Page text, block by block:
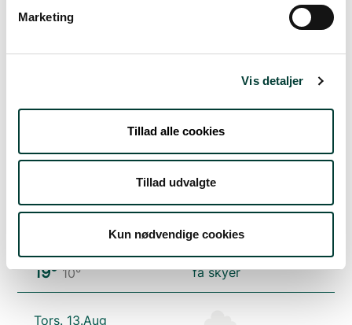
Marketing
Vis detaljer
Tillad alle cookies
Tillad udvalgte
Kun nødvendige cookies
23°13°
Man. 10.Aug
spredte skyer
19°10° få skyer
Tors. 13.Aug